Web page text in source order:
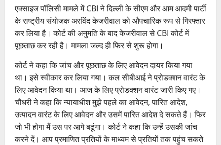
एक्साइज पॉलिसी मामले में CBI ने दिल्ली के सीएम और आम आदमी पार्टी
के राष्ट्रीय संयोजक अरविंद केजरीवाल को औपचारिक रूप से गिरफ्तार
कर लिया है। कोर्ट की अनुमति के बाद केजरीवाल से CBI कोर्ट में
पूछताछ कर रही है। मामला जल्द ही फिर से शुरू होगा।
कोर्ट ने कहा कि जांच और पूछताछ के लिए आवेदन दायर किया गया
था। इसे स्वीकार कर लिया गया। कल सीबीआई ने प्रोडक्शन वारंट के
लिए आवेदन किया था। आज के लिए प्रोडक्शन वारंट जारी किए गए।
चौधरी ने कहा कि न्यायाधीश मुझे पहले का आवेदन, पारित आदेश,
उत्पादन वारंट के लिए आवेदन और उसमें पारित आदेश दे सकते हैं। फिर
जो भी होगा मैं उस पर आगे बढूंगा। कोर्ट ने कहा कि उन्हें उसकी जांच
करने दें। आप प्रमाणित प्रतियों के माध्यम से प्रतियों तक पहुंच सकते